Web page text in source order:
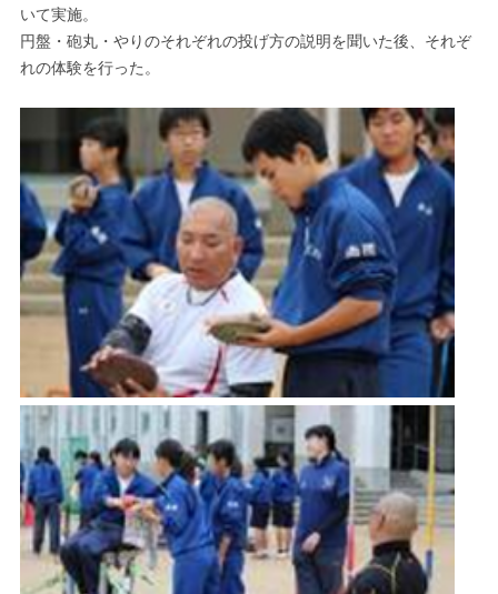
いて実施。
円盤・砲丸・やりのそれぞれの投げ方の説明を聞いた後、それぞ
れの体験を行った。